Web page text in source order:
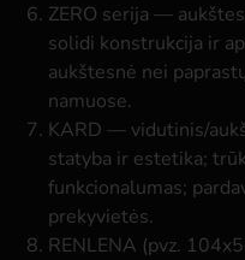
ZERO serija —
solidi konstrukcija ir
aukštesnė nei
namuose.
KARD — vidutinis/
statyba ir estetika;
funkcionalumas;
prekyvietės.
RENLENA (pvz.